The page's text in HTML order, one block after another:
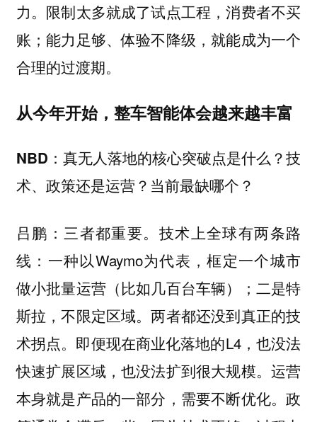
力。限制太多就成了试点工程，消费者不买
账；能力足够、体验不降级，就能成为一个
合理的过渡期。
从今年开始，整车智能体会越来越丰富
NBD： 真无人落地的核心突破点是什么？技
术、政策还是运营？当前最缺哪个？
吕鹏：三者都重要。技术上全球有两条路
线：一种以Waymo为代表，框定一个城市
做小批量运营（比如几百台车辆）；二是特
斯拉，不限定区域。两者都还没到真正的技
术拐点。即便现在商业化落地的L4，也没法
快速扩展区域，也没法扩到很大规模。运营
本身就是产品的一部分，需要不断优化。政